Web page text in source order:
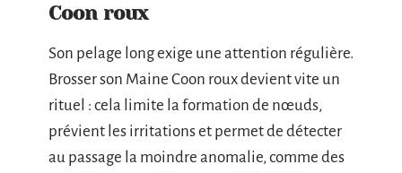
Coon roux
Son pelage long exige une attention régulière.
Brosser son Maine Coon roux devient vite un
rituel : cela limite la formation de nœuds,
prévient les irritations et permet de détecter
au passage la moindre anomalie, comme des